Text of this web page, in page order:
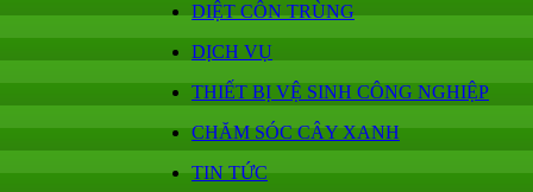
DIỆT CÔN TRÙNG
DỊCH VỤ
THIẾT BỊ VỆ SINH CÔNG NGHIỆP
CHĂM SÓC CÂY XANH
TIN TỨC